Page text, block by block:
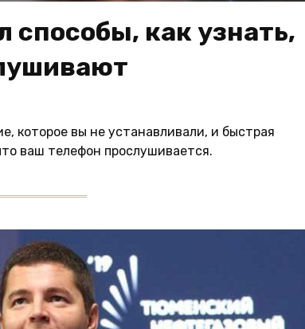
способы, как узнать,
которое вы не устанавливали, и быстрая
ваш телефон прослушивается.